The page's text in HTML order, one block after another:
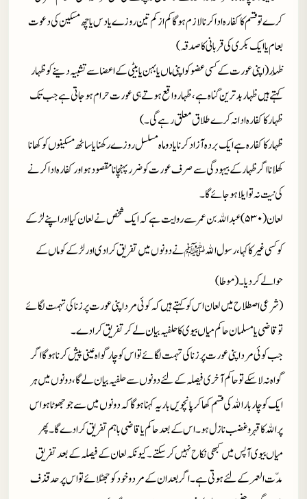
کرے تو قسم کا کفارہ ادا کرنا لازم ہوگا کم ازکم تین روزے یادس یا چھ مسکین کی دعوت
طعام یا ایک بکری کی قربانی کا صدقہ)
ظِہار (اپنی عورت کے کسی عضو کو اپنی ماں یا بہن یا بیٹی کے اعضا سے تشبیہ دینے کو ظہار
کہتے ہیں ظہار بدترین گناہ ہے، ظہار واقع ہوتے ہی عورت حرام ہوجاتی ہے جب تک
ظہار کا کفارہ ادا نہ کرے طلاق معلق رہے گی۔)
ظہار کاکفارہ ہے ایک بردہ آزاد کرنا یا دو ماہ مسلسل روزے رکھنا یا ساٹھ مسکینوں کو کھانا
کھلانا اگر ظہار کے بیہودگی سے صرف عورت کو ضرر پہنچانا مقصود ہو اورکفارہ ادا کرنے
کی نیت نہ تو ایلا ہوجائے گا۔
لعان(۵۳۰)عبدالله بن عمر سے روایت ہے کہ ایک شخص نے لعان کیا اور اپنے لڑکے
کو کسی غیر کا کہا، رسول اللهﷺنے دونوں میں تفریق کرادی اور لڑکے کو ماں کے
حوالے کردیا۔ (موطا)
(شرعی اصطلاح میں لعان اس کو کہتے ہیں کہ کوئی مرد اپنی عورت پر زنا کی تہمت لگائے
تو قاضی یا مسلمان حاکم میاں بیوی کا حلفیہ بیان لے کر تفریق کرادے۔
جب کوئی مرد اپنی عورت پر زنا کی تہمت لگائے تو اس کو چار گواہ عینی پیش کرنا ہوگا اگر
گواہ نہ لاسکے تو حاکم آخری فیصلہ کے لئے دونوں سے حلفیہ بیان لے گا، دونوں میں ہر
ایک کو چار بار الله کی قسم کھا کر پانچویں بار یہ کہنا ہوگا کہ دونوں میں سے جو جھوٹا ہو اس
پر الله کا قہر وغضب نازل ہو۔ اس کے بعد حاکم یا قاضی باہم تفریق کرادے گا۔ پھر
میاں بیوی آپس میں کبھی نکاح نہیں کرسکتے۔ کیونکہ لعان کے فیصلہ کے بعد تفریق
مدّت العمر کے لئے ہوتی ہے۔ اگر بعد ان کے مردو خود کو جھٹلائے تو اس پر حدقذف